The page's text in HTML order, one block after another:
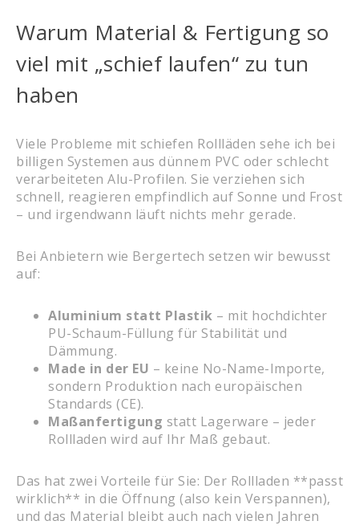
Warum Material & Fertigung so
viel mit „schief laufen“ zu tun
haben
Viele Probleme mit schiefen Rollläden sehe ich bei
billigen Systemen aus dünnem PVC oder schlecht
verarbeiteten Alu-Profilen. Sie verziehen sich
schnell, reagieren empfindlich auf Sonne und Frost
– und irgendwann läuft nichts mehr gerade.
Bei Anbietern wie Bergertech setzen wir bewusst
auf:
Aluminium statt Plastik – mit hochdichter
PU-Schaum-Füllung für Stabilität und
Dämmung.
Made in der EU – keine No-Name-Importe,
sondern Produktion nach europäischen
Standards (CE).
Maßanfertigung statt Lagerware – jeder
Rollladen wird auf Ihr Maß gebaut.
Das hat zwei Vorteile für Sie: Der Rollladen **passt
wirklich** in die Öffnung (also kein Verspannen),
und das Material bleibt auch nach vielen Jahren